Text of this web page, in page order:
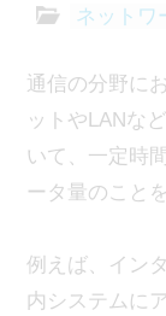
ネットワ
通信の分野に
ットやLANな
いて、一定時
ータ量のこと
例えば、イン
内システムに